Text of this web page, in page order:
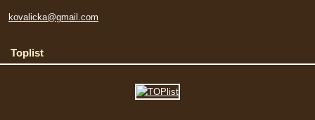
kovalicka@gmail.com
Toplist